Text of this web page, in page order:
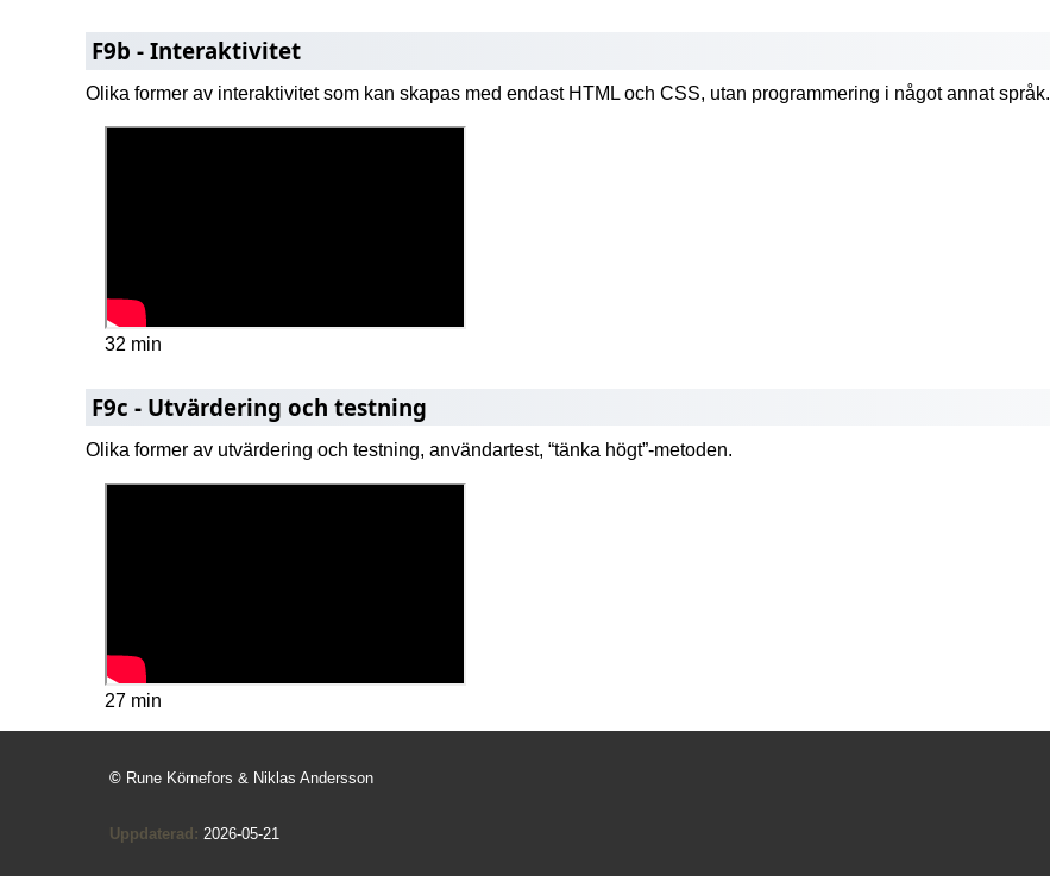
F9b - Interaktivitet
Olika former av interaktivitet som kan skapas med endast HTML och CSS, utan programmering i något annat språk.
32 min
F9c - Utvärdering och testning
Olika former av utvärdering och testning, användartest, “tänka högt”-metoden.
27 min
© Rune Körnefors & Niklas Andersson
Uppdaterad: 2026-05-21